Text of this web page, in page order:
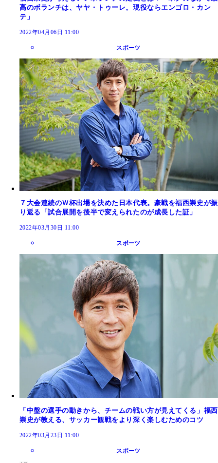
高のボランチは、ヤヤ・トゥーレ。現役ならエンゴロ・カン
テ」
2022年04月06日 11:00
スポーツ
７大会連続のＷ杯出場を決めた日本代表。豪戦を福西崇史が振
り返る「試合展開を後半で変えられたのが成長した証」
2022年03月30日 11:00
スポーツ
「中盤の選手の動きから、チームの戦い方が見えてくる」福西
崇史が教える、サッカー観戦をより深く楽しむためのコツ
2022年03月23日 11:00
スポーツ